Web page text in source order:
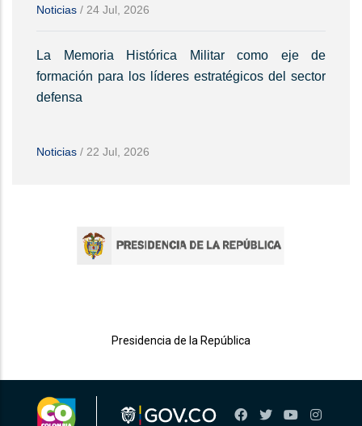
Noticias / 24 Jul, 2026
La Memoria Histórica Militar como eje de
formación para los líderes estratégicos del sector
defensa
Noticias / 22 Jul, 2026
Presidencia de la República